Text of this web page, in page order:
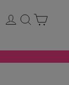
Ingresar
Buscar